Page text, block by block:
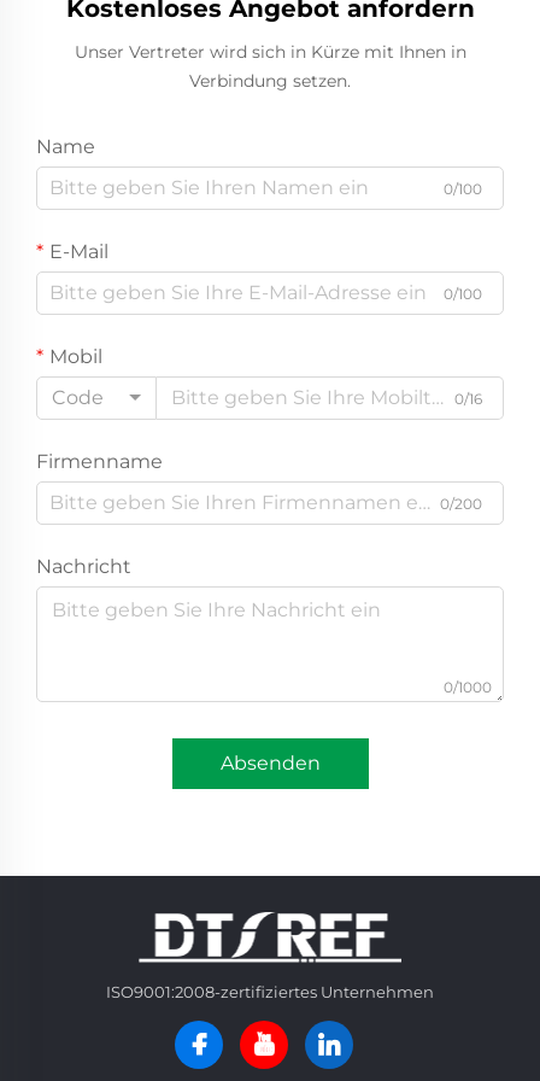
Kostenloses Angebot anfordern
Unser Vertreter wird sich in Kürze mit Ihnen in
Verbindung setzen.
Name
0/100
E-Mail
0/100
Mobil
Code
0/16
Firmenname
0/200
Nachricht
0/1000
Absenden
ISO9001:2008-zertifiziertes Unternehmen